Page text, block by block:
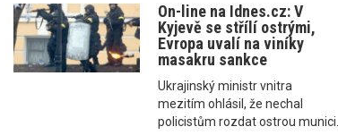
On-line na Idnes.cz: V
Kyjevě se střílí ostrými,
Evropa uvalí na viníky
masakru sankce
Ukrajinský ministr vnitra
mezitím ohlásil, že nechal
policistům rozdat ostrou munici.